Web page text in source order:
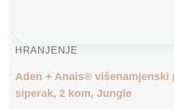
HRANJENJE
Aden + Anais® višenamjenski
siperak, 2 kom, Jungle